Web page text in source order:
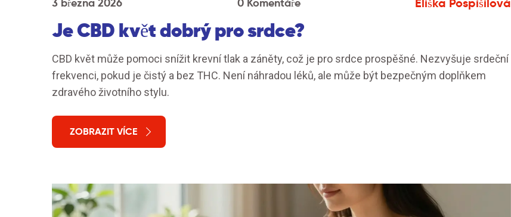
3 března 2026 0 Komentáře Eliška Pospíšilová
Je CBD květ dobrý pro srdce?
CBD květ může pomoci snížit krevní tlak a záněty, což je pro srdce prospěšné. Nezvyšuje srdeční
frekvenci, pokud je čistý a bez THC. Není náhradou léků, ale může být bezpečným doplňkem
zdravého životního stylu.
ZOBRAZIT VÍCE